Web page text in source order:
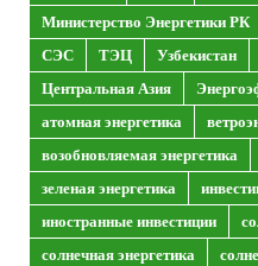
Министерство Энергетики РК
СЭС
ТЭЦ Узбекистан
Центральная Азия
атомная энергетика
возобновляемая энергетика
зеленая энергетика
иностранные инвестиции
солнечная энергетика